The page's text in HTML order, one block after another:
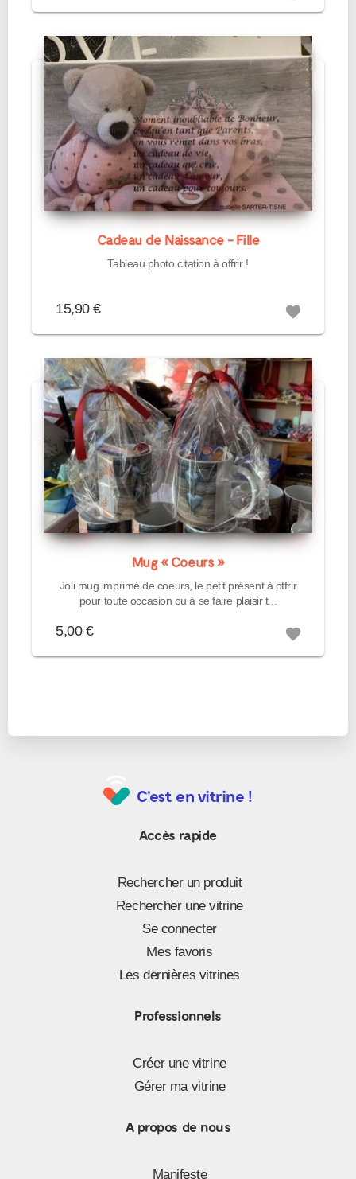
Cadeau de Naissance - Fille
Tableau photo citation à offrir !
15,90 € favorite
Mug « Coeurs »
Joli mug imprimé de coeurs, le petit présent à offrir
pour toute occasion ou à se faire plaisir t...
5,00 € favorite
C'est en vitrine !
Accès rapide
Rechercher un produit
Rechercher une vitrine
Se connecter
Mes favoris
Les dernières vitrines
Professionnels
Créer une vitrine
Gérer ma vitrine
A propos de nous
Manifeste